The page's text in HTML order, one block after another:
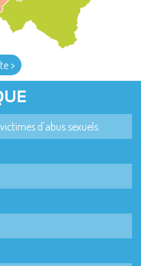
>
d'abus sexuels